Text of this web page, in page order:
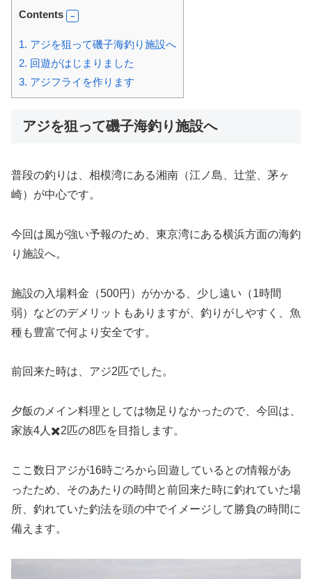
Contents
1. アジを狙って磯子海釣り施設へ
2. 回遊がはじまりました
3. アジフライを作ります
アジを狙って磯子海釣り施設へ
普段の釣りは、相模湾にある湘南（江ノ島、辻堂、茅ヶ
崎）が中心です。
今回は風が強い予報のため、東京湾にある横浜方面の海釣
り施設へ。
施設の入場料金（500円）がかかる、少し遠い（1時間
弱）などのデメリットもありますが、釣りがしやすく、魚
種も豊富で何より安全です。
前回来た時は、アジ2匹でした。
夕飯のメイン料理としては物足りなかったので、今回は、
家族4人✖️2匹の8匹を目指します。
ここ数日アジが16時ごろから回遊しているとの情報があ
ったため、そのあたりの時間と前回来た時に釣れていた場
所、釣れていた釣法を頭の中でイメージして勝負の時間に
備えます。